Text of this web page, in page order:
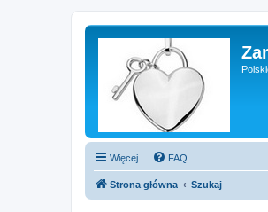
Więcej… FAQ
Strona główna Szukaj